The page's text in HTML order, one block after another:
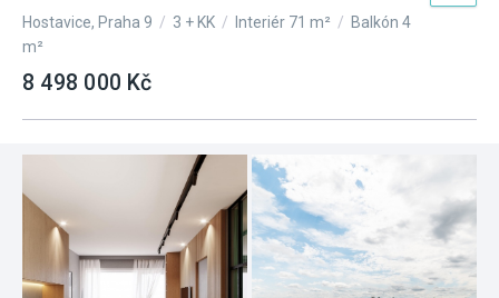
Hostavice, Praha 9 / 3 + KK / Interiér 71 m² / Balkón 4
m²
8 498 000 Kč